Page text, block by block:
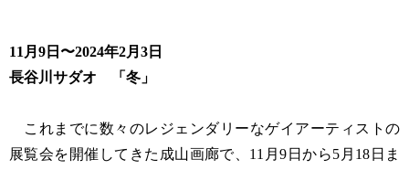
11月9日〜2024年2月3日
長谷川サダオ 「冬」
これまでに数々のレジェンダリーなゲイアーティストの
展覧会を開催してきた成山画廊で、11月9日から5月18日ま